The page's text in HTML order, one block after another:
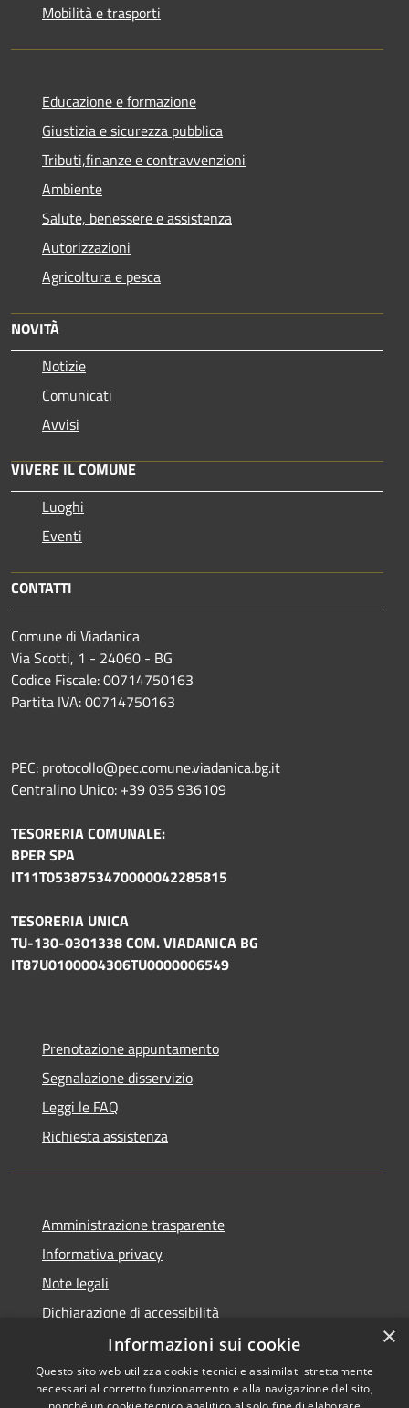
Mobilità e trasporti
Educazione e formazione
Giustizia e sicurezza pubblica
Tributi,finanze e contravvenzioni
Ambiente
Salute, benessere e assistenza
Autorizzazioni
Agricoltura e pesca
NOVITÀ
Notizie
Comunicati
Avvisi
VIVERE IL COMUNE
Luoghi
Eventi
CONTATTI
Comune di Viadanica
Via Scotti, 1 - 24060 - BG
Codice Fiscale: 00714750163
Partita IVA: 00714750163
PEC: protocollo@pec.comune.viadanica.bg.it
Centralino Unico: +39 035 936109
TESORERIA COMUNALE:
BPER SPA
IT11T0538753470000042285815
TESORERIA UNICA
TU-130-0301338 COM. VIADANICA BG
IT87U0100004306TU0000006549
Prenotazione appuntamento
Segnalazione disservizio
Leggi le FAQ
Richiesta assistenza
Amministrazione trasparente
Informativa privacy
Note legali
Dichiarazione di accessibilità
Copyright © 2026 • Comune di
×
Informazioni sui cookie
Questo sito web utilizza cookie tecnici e assimilati strettamente
necessari al corretto funzionamento e alla navigazione del sito,